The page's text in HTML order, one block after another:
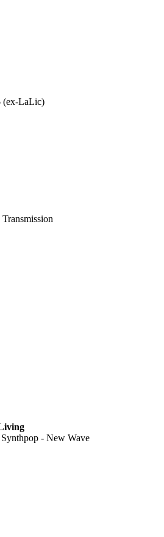
(ex-LaLic)
- New Wave